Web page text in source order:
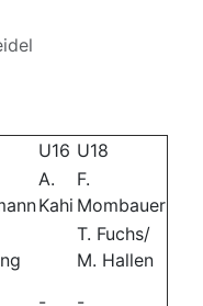
U16 U18
A.
Kahi
F.
Mombauer
T. Fuchs/
M. Hallen
- -